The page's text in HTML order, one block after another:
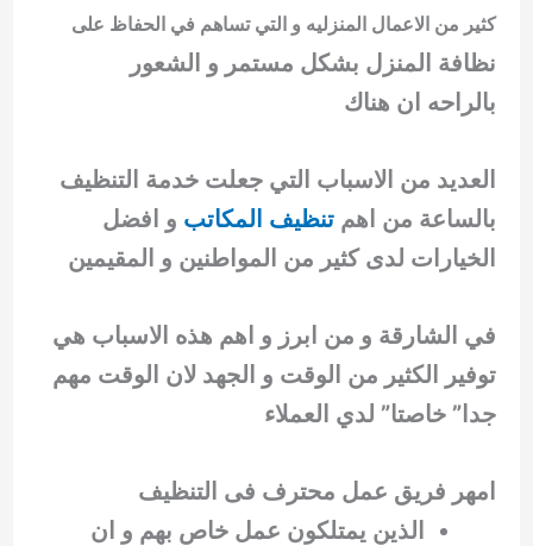
كثير من الاعمال المنزليه و التي تساهم في الحفاظ على
نظافة المنزل بشكل مستمر و الشعور
بالراحه ان هناك
العديد من الاسباب التي جعلت خدمة التنظيف
بالساعة من اهم تنظيف المكاتب و افضل
الخيارات لدى كثير من المواطنين و المقيمين
في الشارقة و من ابرز و اهم هذه الاسباب هي
توفير الكثير من الوقت و الجهد لان الوقت مهم
جدا” خاصتا” لدي العملاء
امهر فريق عمل محترف فى التنظيف
الذين يمتلكون عمل خاص بهم و ان